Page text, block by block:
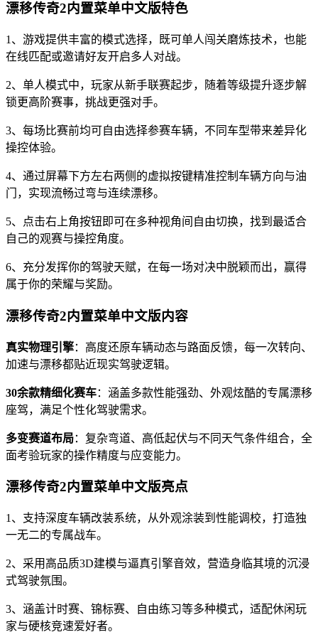
漂移传奇2内置菜单中文版特色
1、游戏提供丰富的模式选择，既可单人闯关磨炼技术，也能
在线匹配或邀请好友开启多人对战。
2、单人模式中，玩家从新手联赛起步，随着等级提升逐步解
锁更高阶赛事，挑战更强对手。
3、每场比赛前均可自由选择参赛车辆，不同车型带来差异化
操控体验。
4、通过屏幕下方左右两侧的虚拟按键精准控制车辆方向与油
门，实现流畅过弯与连续漂移。
5、点击右上角按钮即可在多种视角间自由切换，找到最适合
自己的观赛与操控角度。
6、充分发挥你的驾驶天赋，在每一场对决中脱颖而出，赢得
属于你的荣耀与奖励。
漂移传奇2内置菜单中文版内容
真实物理引擎：高度还原车辆动态与路面反馈，每一次转向、
加速与漂移都贴近现实驾驶逻辑。
30余款精细化赛车：涵盖多款性能强劲、外观炫酷的专属漂移
座驾，满足个性化驾驶需求。
多变赛道布局：复杂弯道、高低起伏与不同天气条件组合，全
面考验玩家的操作精度与应变能力。
漂移传奇2内置菜单中文版亮点
1、支持深度车辆改装系统，从外观涂装到性能调校，打造独
一无二的专属战车。
2、采用高品质3D建模与逼真引擎音效，营造身临其境的沉浸
式驾驶氛围。
3、涵盖计时赛、锦标赛、自由练习等多种模式，适配休闲玩
家与硬核竞速爱好者。